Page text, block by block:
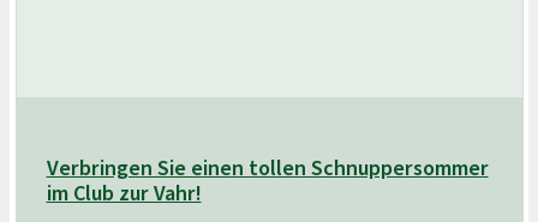
Verbringen Sie einen tollen Schnuppersommer
im Club zur Vahr!